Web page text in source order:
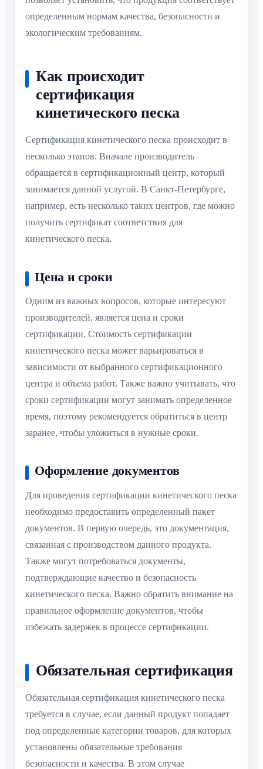
определенным нормам качества, безопасности и
экологическим требованиям.
Как происходит
сертификация
кинетического песка
Сертификация кинетического песка происходит в
несколько этапов. Вначале производитель
обращается в сертификационный центр, который
занимается данной услугой. В Санкт-Петербурге,
например, есть несколько таких центров, где можно
получить сертификат соответствия для
кинетического песка.
Цена и сроки
Одним из важных вопросов, которые интересуют
производителей, является цена и сроки
сертификации. Стоимость сертификации
кинетического песка может варьироваться в
зависимости от выбранного сертификационного
центра и объема работ. Также важно учитывать, что
сроки сертификации могут занимать определенное
время, поэтому рекомендуется обратиться в центр
заранее, чтобы уложиться в нужные сроки.
Оформление документов
Для проведения сертификации кинетического песка
необходимо предоставить определенный пакет
документов. В первую очередь, это документация,
связанная с производством данного продукта.
Также могут потребоваться документы,
подтверждающие качество и безопасность
кинетического песка. Важно обратить внимание на
правильное оформление документов, чтобы
избежать задержек в процессе сертификации.
Обязательная сертификация
Обязательная сертификация кинетического песка
требуется в случае, если данный продукт попадает
под определенные категории товаров, для которых
установлены обязательные требования
безопасности и качества. В этом случае